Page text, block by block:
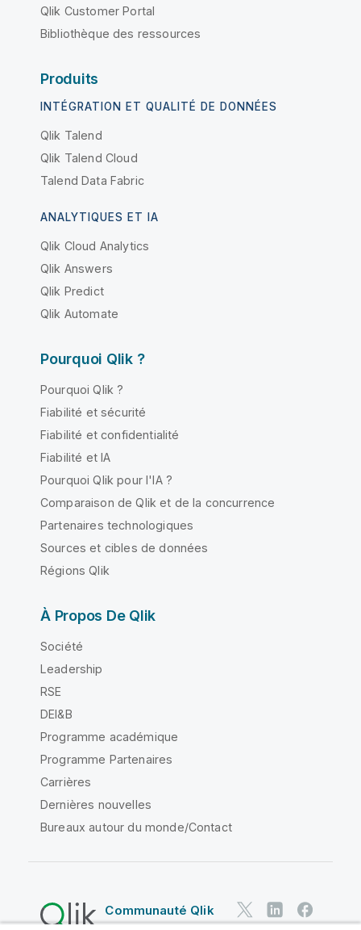
Qlik Customer Portal
Bibliothèque des ressources
Produits
INTÉGRATION ET QUALITÉ DE DONNÉES
Qlik Talend
Qlik Talend Cloud
Talend Data Fabric
ANALYTIQUES ET IA
Qlik Cloud Analytics
Qlik Answers
Qlik Predict
Qlik Automate
Pourquoi Qlik ?
Pourquoi Qlik ?
Fiabilité et sécurité
Fiabilité et confidentialité
Fiabilité et IA
Pourquoi Qlik pour l'IA ?
Comparaison de Qlik et de la concurrence
Partenaires technologiques
Sources et cibles de données
Régions Qlik
À Propos De Qlik
Société
Leadership
RSE
DEI&B
Programme académique
Programme Partenaires
Carrières
Dernières nouvelles
Bureaux autour du monde/Contact
Communauté Qlik